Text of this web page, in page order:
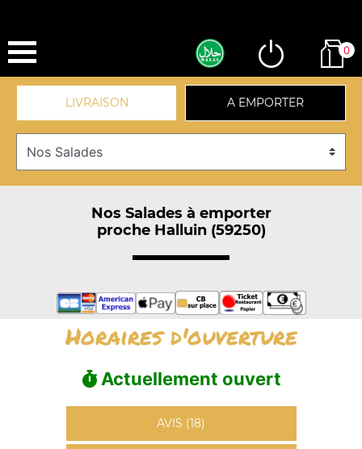
0
LIVRAISON A EMPORTER
Nos Salades à emporter
proche Halluin (59250)
Horaires d'ouverture
Actuellement ouvert
AVIS (18)